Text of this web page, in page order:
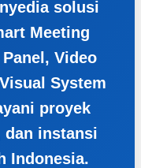
solusi
Meeting
Video
System
proyek
dan instansi
Indonesia.